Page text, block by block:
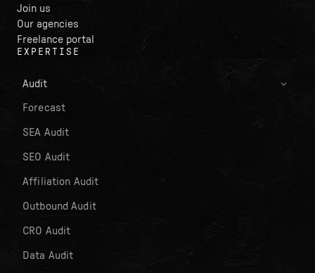
Join us
Our agencies
Freelance portal
EXPERTISE
Audit
Forecast
SEA Audit
SEO Audit
Affiliation Audit
Outbound Audit
CRO Audit
Data Audit